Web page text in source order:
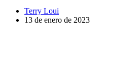
Terry Loui
13 de enero de 2023